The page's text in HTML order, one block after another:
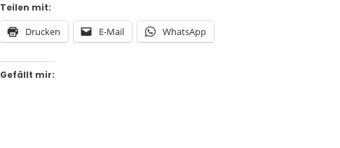
Teilen mit:
Drucken E-Mail WhatsApp
Gefällt mir: